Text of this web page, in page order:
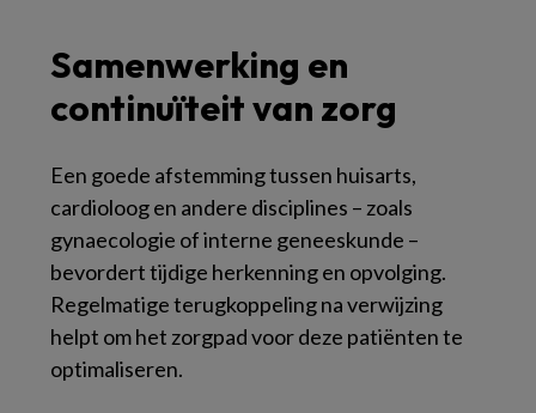
Samenwerking en
continuïteit van zorg
Een goede afstemming tussen huisarts,
cardioloog en andere disciplines – zoals
gynaecologie of interne geneeskunde –
bevordert tijdige herkenning en opvolging.
Regelmatige terugkoppeling na verwijzing
helpt om het zorgpad voor deze patiënten te
optimaliseren.